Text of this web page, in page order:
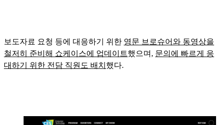
보도자료 요청 등에 대응하기 위한 영문 브로슈어와 동영상을
철저히 준비해 쇼케이스에 업데이트했으며, 문의에 빠르게 응
대하기 위한 전담 직원도 배치 했다.